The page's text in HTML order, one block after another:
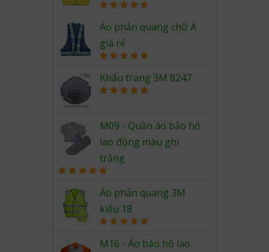
out of 5
Áo phản quang chữ A
giá rẻ
out of 5
Khẩu trang 3M 8247
M09 - Quần áo bảo hộ
lao động màu ghi
trắng
out of 5
Áo phản quang 3M
kiểu 18
out of 5
M16 - Áo bảo hộ lao